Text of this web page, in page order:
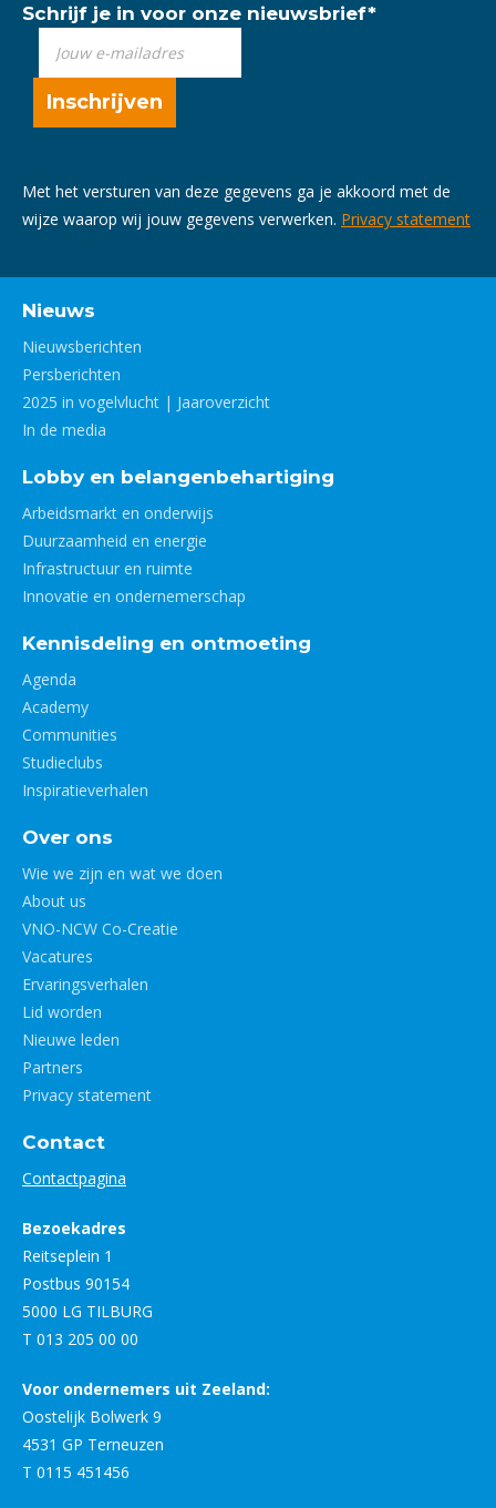
Schrijf je in voor onze nieuwsbrief*
Met het versturen van deze gegevens ga je akkoord met de
wijze waarop wij jouw gegevens verwerken. Privacy statement
Nieuws
Nieuwsberichten
Persberichten
2025 in vogelvlucht | Jaaroverzicht
In de media
Lobby en belangenbehartiging
Arbeidsmarkt en onderwijs
Duurzaamheid en energie
Infrastructuur en ruimte
Innovatie en ondernemerschap
Kennisdeling en ontmoeting
Agenda
Academy
Communities
Studieclubs
Inspiratieverhalen
Over ons
Wie we zijn en wat we doen
About us
VNO-NCW Co-Creatie
Vacatures
Ervaringsverhalen
Lid worden
Nieuwe leden
Partners
Privacy statement
Contact
Contactpagina
Bezoekadres
Reitseplein 1
Postbus 90154
5000 LG TILBURG
T 013 205 00 00
Voor ondernemers uit Zeeland:
Oostelijk Bolwerk 9
4531 GP Terneuzen
T 0115 451456